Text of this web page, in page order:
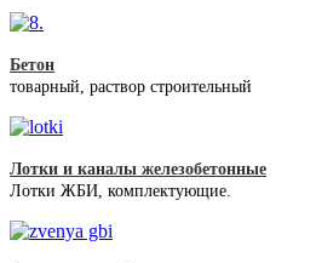
Бетон
товарный, раствор строительный
Лотки и каналы железобетонные
Лотки ЖБИ, комплектующие.